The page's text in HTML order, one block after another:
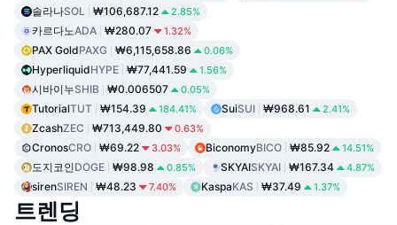
솔라나SOL ₩106,687.12 2.85%
카르다노ADA ₩280.07 1.32%
PAX GoldPAXG ₩6,115,658.86 0.06%
HyperliquidHYPE ₩77,441.59 1.56%
시바이누SHIB ₩0.006507 0.05%
TutorialTUT ₩154.39 184.41% SuiSUI ₩968.61 2.41%
ZcashZEC ₩713,449.80 0.63%
CronosCRO ₩69.22 3.03% BiconomyBICO ₩85.92 14.51%
도지코인DOGE ₩98.98 0.85% SKYAISKYAI ₩167.34 4.87%
sirenSIREN ₩48.23 7.40% KaspaKAS ₩37.49 1.37%
트렌딩